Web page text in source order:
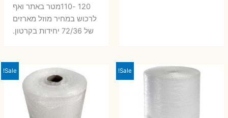
120 -110מטר באתר ואף
לרכוש במחיר מוזל מארזים
של 72/36 יחידות בקרטון.
Sale!
Sale!